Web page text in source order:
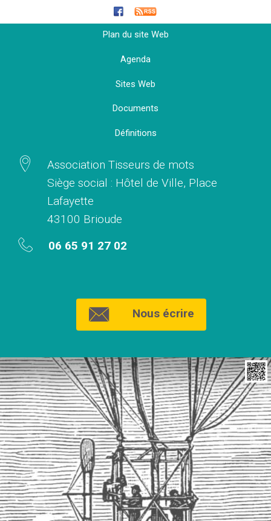
Plan du site Web
Agenda
Sites Web
Documents
Définitions
Association Tisseurs de mots
Siège social : Hôtel de Ville, Place
Lafayette
43100 Brioude
06 65 91 27 02
Nous écrire